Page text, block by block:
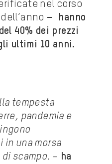
nel corso
– hanno
40% dei prezzi
ultimi 10 anni.
tempesta
pandemia e
in una morsa
scampo. – ha